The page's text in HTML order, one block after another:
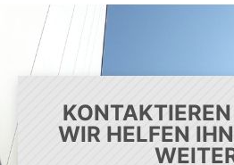
WIR HELFEN